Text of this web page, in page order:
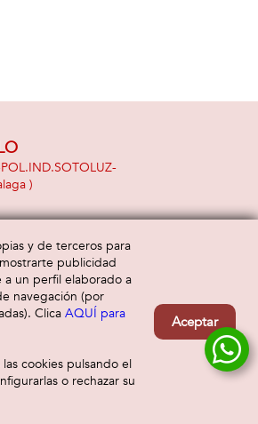
)
Atención al cliente
Envío y devolución
y de terceros para
publicidad
a un perfil elaborado a
navegación (por
Clica AQUÍ para
cookies pulsando el
o rechazar su
Aceptar